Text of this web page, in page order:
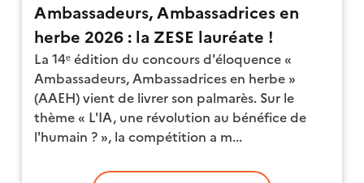
Ambassadeurs, Ambassadrices en
herbe 2026 : la ZESE lauréate !
La 14ᵉ édition du concours d'éloquence «
Ambassadeurs, Ambassadrices en herbe »
(AAEH) vient de livrer son palmarès. Sur le
thème « L'IA, une révolution au bénéfice de
l'humain ? », la compétition a m...